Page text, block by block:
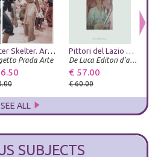
Helter Skelter. Arthur Jafa and Richard Prince
Prada Arte
Pittori del Lazio meridionale nel Seicento. Orazio Zecca e gli altri
De Luca Editori d'arte
€ 57.00
€ 60.00
SEE ALL
SUBJECTS